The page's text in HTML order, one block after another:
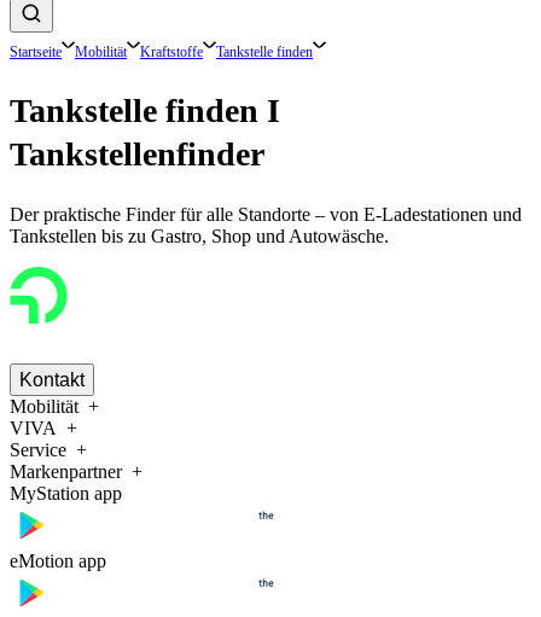
Startseite Mobilität Kraftstoffe Tankstelle finden
Tankstelle finden I
Tankstellenfinder
Der praktische Finder für alle Standorte – von E-Ladestationen und
Tankstellen bis zu Gastro, Shop und Autowäsche.
Kontakt
Mobilität
VIVA
Service
Markenpartner
MyStation app
eMotion app